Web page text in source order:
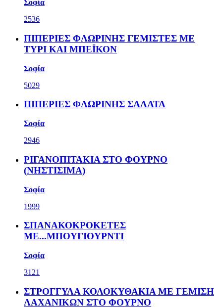
Σοφία
2536
ΠΙΠΕΡΙΕΣ ΦΛΩΡΙΝΗΣ ΓΕΜΙΣΤΕΣ ΜΕ
ΤΥΡΙ ΚΑΙ ΜΠΕΪΚΟΝ
Σοφία
5029
ΠΙΠΕΡΙΕΣ ΦΛΩΡΙΝΗΣ ΣΑΛΑΤΑ
Σοφία
2946
ΡΙΓΑΝΟΠΙΤΑΚΙΑ ΣΤΟ ΦΟΥΡΝΟ
(ΝΗΣΤΙΣΙΜΑ)
Σοφία
1999
ΣΠΑΝΑΚΟΚΡΟΚΕΤΕΣ
ΜΕ...ΜΠΟΥΓΙΟΥΡΝΤΙ
Σοφία
3121
ΣΤΡΟΓΓΥΛΑ ΚΟΛΟΚΥΘΑΚΙΑ ΜΕ ΓΕΜΙΣΗ
ΛΑΧΑΝΙΚΩΝ ΣΤΟ ΦΟΥΡΝΟ